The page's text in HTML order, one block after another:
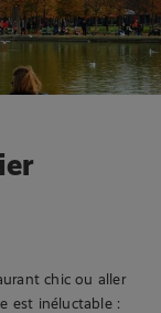
chic ou aller
est inéluctable :